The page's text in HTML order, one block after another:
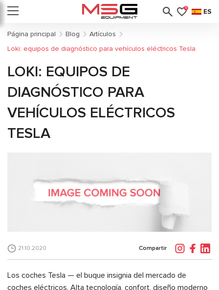
0 ES
Página principal Blog
Artículos
Loki: equipos de diagnóstico para vehículos eléctricos Tesla
LOKI: EQUIPOS DE
DIAGNÓSTICO PARA
VEHÍCULOS ELÉCTRICOS
TESLA
21.10.2020 Compartir
Los coches Tesla — el buque insignia del mercado de
coches eléctricos. Alta tecnología, confort, diseño moderno